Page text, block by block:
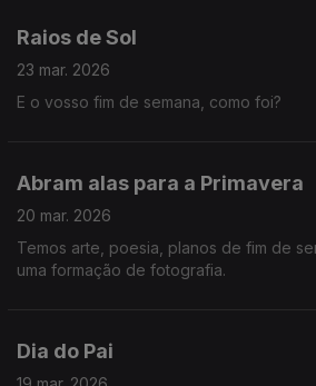
Raios de Sol
23 mar. 2026
E o vosso fim de semana, como foi?
Abram alas para a Primavera
20 mar. 2026
Temos arte, poesia, planos de fim de
uma formação de fotografia.
Dia do Pai